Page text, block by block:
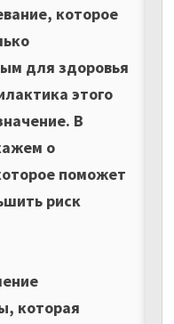
которое
для здоровья
этого
В
о
поможет
риск
которая